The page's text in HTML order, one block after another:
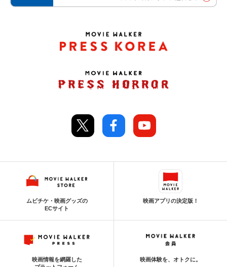
ムビチケ・映画グッズの
ECサイト
映画アプリの決定版！
映画情報を網羅した
映画体験を、オトクに。